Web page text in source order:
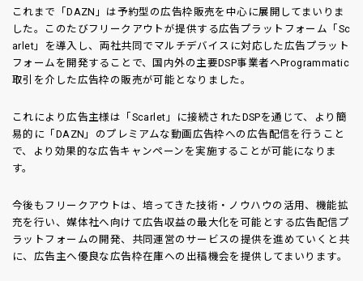
これまで「DAZN」は予約型の広告枠販売を中心に展開してまいりま
した。このたびフリークアウトが提供する広告プラットフォーム「Sc
arlet」を導入し、両社共同でマルチデバイスに対応した広告プラット
フォームを開発することで、国内外の主要DSP事業者へProgrammatic
取引を介した広告枠の販売が可能となりました。
これにより広告主様は「Scarlet」に接続されたDSPを通じて、より簡
易的に「DAZN」のプレミアムな動画広告枠への広告配信を行うこと
で、より効果的な広告キャンペーンを実施することが可能になりま
す。
今後もフリークアウトは、培ってきた技術・ノウハウの活用、機能拡
充を行い、媒体社へ向けて広告収益の最大化を可能とする広告配信プ
ラットフォームの開発、共同運営のサービスの提供を進めていくと共
に、広告主へ優良な広告枠在庫への出稿機会を提供してまいります。